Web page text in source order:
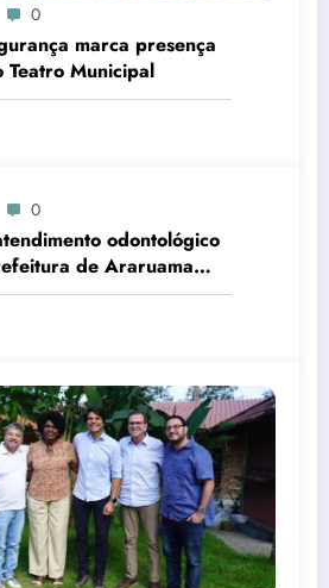
0
marca presença
Teatro Municipal
0
odontológico
de Araruama
de famílias atípicas